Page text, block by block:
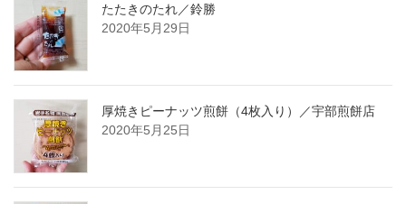
たたきのたれ／鈴勝
2020年5月29日
厚焼きピーナッツ煎餅（4枚入り）／宇部煎餅店
2020年5月25日